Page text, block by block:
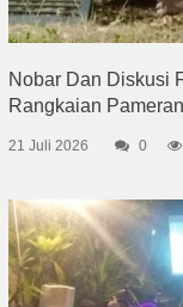
Nobar Dan Diskusi
Rangkaian
21 Juli 2026 0